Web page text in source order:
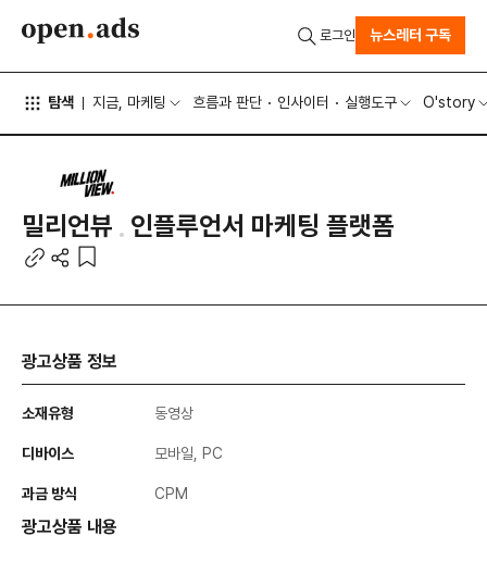
탐색 지금, 마케팅 흐름과 판단 인사이터 실행도구 O'story
로그인 뉴스레터 구독
밀리언뷰 인플루언서 마케팅 플랫폼
광고상품 정보
소재유형 동영상
디바이스 모바일, PC
과금 방식 CPM
광고상품 내용